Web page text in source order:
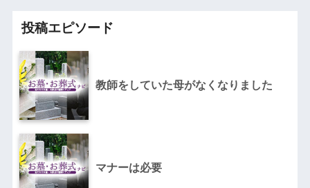
投稿エピソード
教師をしていた母がなくなりました
マナーは必要